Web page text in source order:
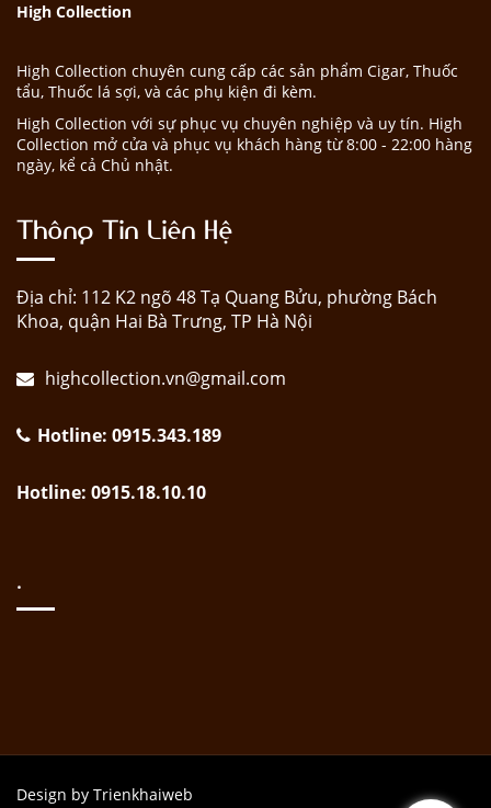
High Collection
High Collection chuyên cung cấp các sản phẩm Cigar, Thuốc
tẩu, Thuốc lá sợi, và các phụ kiện đi kèm.
High Collection với sự phục vụ chuyên nghiệp và uy tín. High
Collection mở cửa và phục vụ khách hàng từ 8:00 - 22:00 hàng
ngày, kể cả Chủ nhật.
Thông Tin Liên Hệ
Địa chỉ: 112 K2 ngõ 48 Tạ Quang Bửu, phường Bách
Khoa, quận Hai Bà Trưng, TP Hà Nội
highcollection.vn@gmail.com
Hotline: 0915.343.189
Hotline: 0915.18.10.10
.
Design by Trienkhaiweb